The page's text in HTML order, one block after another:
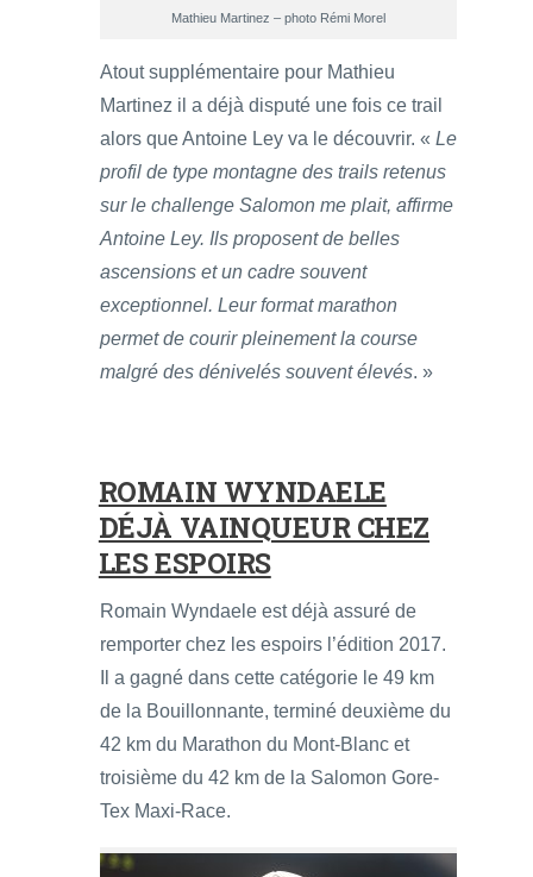
Mathieu Martinez – photo Rémi Morel
Atout supplémentaire pour Mathieu
Martinez il a déjà disputé une fois ce trail
alors que Antoine Ley va le découvrir. « Le
profil de type montagne des trails retenus
sur le challenge Salomon me plait, affirme
Antoine Ley. Ils proposent de belles
ascensions et un cadre souvent
exceptionnel. Leur format marathon
permet de courir pleinement la course
malgré des dénivelés souvent élevés. »
ROMAIN WYNDAELE
DÉJÀ VAINQUEUR CHEZ
LES ESPOIRS
Romain Wyndaele est déjà assuré de
remporter chez les espoirs l’édition 2017.
Il a gagné dans cette catégorie le 49 km
de la Bouillonnante, terminé deuxième du
42 km du Marathon du Mont-Blanc et
troisième du 42 km de la Salomon Gore-
Tex Maxi-Race.